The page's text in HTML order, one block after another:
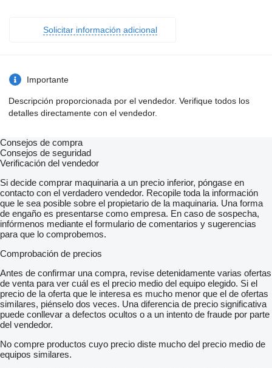
Solicitar información adicional
Importante
Descripción proporcionada por el vendedor. Verifique todos los
detalles directamente con el vendedor.
Consejos de compra
Consejos de seguridad
Verificación del vendedor
Si decide comprar maquinaria a un precio inferior, póngase en
contacto con el verdadero vendedor. Recopile toda la información
que le sea posible sobre el propietario de la maquinaria. Una forma
de engaño es presentarse como empresa. En caso de sospecha,
infórmenos mediante el formulario de comentarios y sugerencias
para que lo comprobemos.
Comprobación de precios
Antes de confirmar una compra, revise detenidamente varias ofertas
de venta para ver cuál es el precio medio del equipo elegido. Si el
precio de la oferta que le interesa es mucho menor que el de ofertas
similares, piénselo dos veces. Una diferencia de precio significativa
puede conllevar a defectos ocultos o a un intento de fraude por parte
del vendedor.
No compre productos cuyo precio diste mucho del precio medio de
equipos similares.